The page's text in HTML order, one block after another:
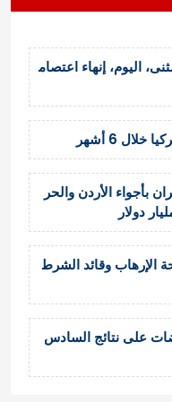
اليوم، إنهاء اعتصام
بأجواء الأردن والحر
الإرهاب وقائد الشرط
على نتائج السادس